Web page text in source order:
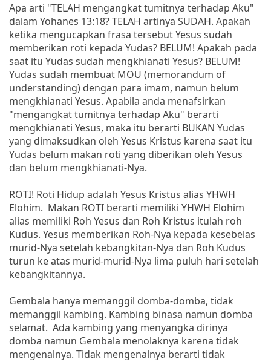
Apa arti "TELAH mengangkat tumitnya terhadap Aku"
dalam Yohanes 13:18? TELAH artinya SUDAH. Apakah
ketika mengucapkan frasa tersebut Yesus sudah
memberikan roti kepada Yudas? BELUM! Apakah pada
saat itu Yudas sudah mengkhianati Yesus? BELUM!
Yudas sudah membuat MOU (memorandum of
understanding) dengan para imam, namun belum
mengkhianati Yesus. Apabila anda menafsirkan
"mengangkat tumitnya terhadap Aku" berarti
mengkhianati Yesus, maka itu berarti BUKAN Yudas
yang dimaksudkan oleh Yesus Kristus karena saat itu
Yudas belum makan roti yang diberikan oleh Yesus
dan belum mengkhianati-Nya.
ROTI! Roti Hidup adalah Yesus Kristus alias YHWH
Elohim. Makan ROTI berarti memiliki YHWH Elohim
alias memiliki Roh Yesus dan Roh Kristus itulah roh
Kudus. Yesus memberikan Roh-Nya kepada kesebelas
murid-Nya setelah kebangkitan-Nya dan Roh Kudus
turun ke atas murid-murid-Nya lima puluh hari setelah
kebangkitannya.
Gembala hanya memanggil domba-domba, tidak
memanggil kambing. Kambing binasa namun domba
selamat. Ada kambing yang menyangka dirinya
domba namun Gembala menolaknya karena tidak
mengenalnya. Tidak mengenalnya berarti tidak